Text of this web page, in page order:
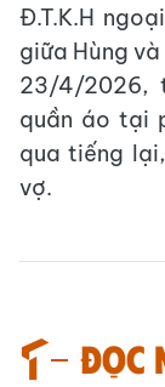
Đ.T.K.H
giữa Hùng
23/4/2026,
quần áo tại
qua tiếng
vợ.
Đọc